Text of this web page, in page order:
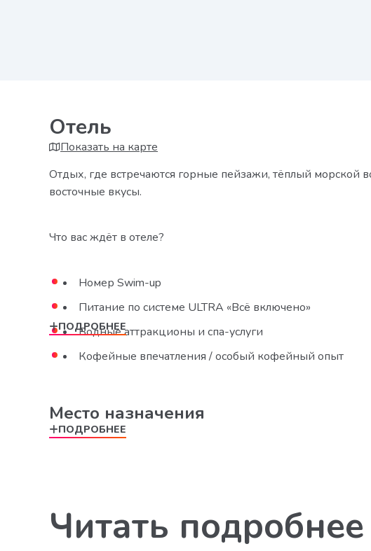
Отель
Показать на карте
Отдых, где встречаются горные пейзажи, тёплый морской
восточные вкусы.
Что вас ждёт в отеле?
Номер Swim-up
Питание по системе ULTRA «Всё включено»
Водные аттракционы и спа-услуги
Кофейные впечатления / особый кофейный опыт
ПОДРОБНЕЕ
Место назначения
ПОДРОБНЕЕ
Читать